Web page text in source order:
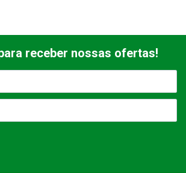
receber nossas ofertas!